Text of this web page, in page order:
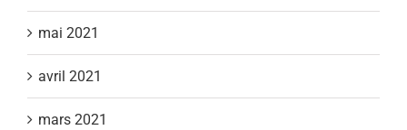
mai 2021
avril 2021
mars 2021